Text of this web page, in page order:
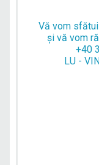
Vă vom
și vă vom
+40
LU -